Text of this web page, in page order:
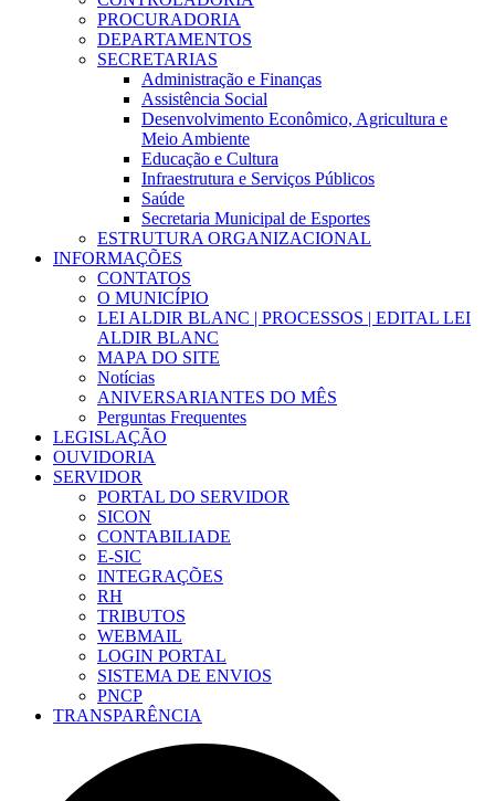
PROCURADORIA
DEPARTAMENTOS
SECRETARIAS
Administração e Finanças
Assistência Social
Desenvolvimento Econômico, Agricultura e
Meio Ambiente
Educação e Cultura
Infraestrutura e Serviços Públicos
Saúde
Secretaria Municipal de Esportes
ESTRUTURA ORGANIZACIONAL
INFORMAÇÕES
CONTATOS
O MUNICÍPIO
LEI ALDIR BLANC | PROCESSOS | EDITAL LEI
ALDIR BLANC
MAPA DO SITE
Notícias
ANIVERSARIANTES DO MÊS
Perguntas Frequentes
LEGISLAÇÃO
OUVIDORIA
SERVIDOR
PORTAL DO SERVIDOR
SICON
CONTABILIADE
E-SIC
INTEGRAÇÕES
RH
TRIBUTOS
WEBMAIL
LOGIN PORTAL
SISTEMA DE ENVIOS
PNCP
TRANSPARÊNCIA